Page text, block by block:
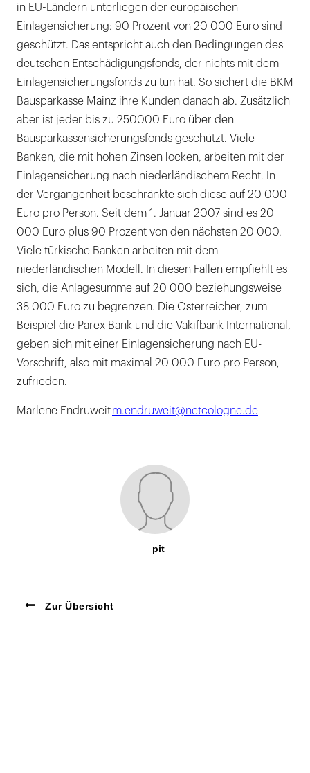
in EU-Ländern unterliegen der europäischen
Einlagensicherung: 90 Prozent von 20 000 Euro sind
geschützt. Das entspricht auch den Bedingungen des
deutschen Entschädigungsfonds, der nichts mit dem
Einlagensicherungsfonds zu tun hat. So sichert die BKM
Bausparkasse Mainz ihre Kunden danach ab. Zusätzlich
aber ist jeder bis zu 250000 Euro über den
Bausparkassensicherungsfonds geschützt. Viele
Banken, die mit hohen Zinsen locken, arbeiten mit der
Einlagensicherung nach niederländischem Recht. In
der Vergangenheit beschränkte sich diese auf 20 000
Euro pro Person. Seit dem 1. Januar 2007 sind es 20
000 Euro plus 90 Prozent von den nächsten 20 000.
Viele türkische Banken arbeiten mit dem
niederländischen Modell. In diesen Fällen empfiehlt es
sich, die Anlagesumme auf 20 000 beziehungsweise
38 000 Euro zu begrenzen. Die Österreicher, zum
Beispiel die Parex-Bank und die Vakifbank International,
geben sich mit einer Einlagensicherung nach EU-
Vorschrift, also mit maximal 20 000 Euro pro Person,
zufrieden.
Marlene Endruweitm.endruweit@netcologne.de
pit
Zur Übersicht